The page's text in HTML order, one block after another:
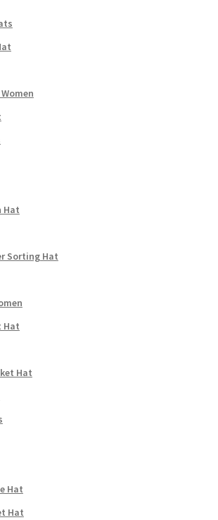
Hat
Sorting Hat
Hat
Hat
Hat
Hat